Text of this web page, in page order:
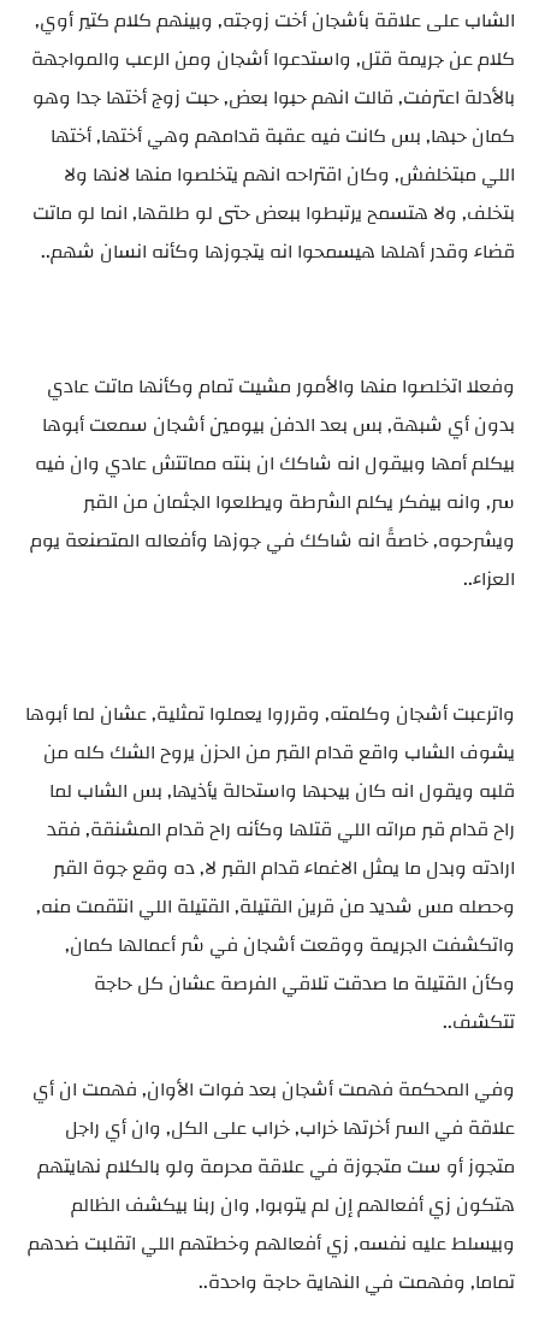
الشاب على علاقة بأشجان أخت زوجته, وبينهم كلام كتير أوي,
كلام عن جريمة قتل, واستدعوا أشجان ومن الرعب والمواجهة
بالأدلة اعترفت, قالت انهم حبوا بعض, حبت زوج أختها جدا وهو
كمان حبها, بس كانت فيه عقبة قدامهم وهي أختها, أختها
اللي مبتخلفش, وكان اقتراحه انهم يتخلصوا منها لانها ولا
بتخلف, ولا هتسمح يرتبطوا ببعض حتى لو طلقها, انما لو ماتت
قضاء وقدر أهلها هيسمحوا انه يتجوزها وكأنه انسان شهم..
وفعلا اتخلصوا منها والأمور مشيت تمام وكأنها ماتت عادي
بدون أي شبهة, بس بعد الدفن بيومين أشجان سمعت أبوها
بيكلم أمها وبيقول انه شاكك ان بنته مماتتش عادي وان فيه
سر, وانه بيفكر يكلم الشرطة ويطلعوا الجثمان من القبر
ويشرحوه, خاصةً انه شاكك في جوزها وأفعاله المتصنعة يوم
العزاء..
واترعبت أشجان وكلمته, وقرروا يعملوا تمثلية, عشان لما أبوها
يشوف الشاب واقع قدام القبر من الحزن يروح الشك كله من
قلبه ويقول انه كان بيحبها واستحالة يأذيها, بس الشاب لما
راح قدام قبر مراته اللي قتلها وكأنه راح قدام المشنقة, فقد
ارادته وبدل ما يمثل الاغماء قدام القبر لا, ده وقع جوة القبر
وحصله مس شديد من قرين القتيلة, القتيلة اللي انتقمت منه,
واتكشفت الجريمة ووقعت أشجان في شر أعمالها كمان,
وكأن القتيلة ما صدقت تلاقي الفرصة عشان كل حاجة
تتكشف..
وفي المحكمة فهمت أشجان بعد فوات الأوان, فهمت ان أي
علاقة في السر أخرتها خراب, خراب على الكل, وان أي راجل
متجوز أو ست متجوزة في علاقة محرمة ولو بالكلام نهايتهم
هتكون زي أفعالهم إن لم يتوبوا, وان ربنا بيكشف الظالم
وبيسلط عليه نفسه, زي أفعالهم وخطتهم اللي اتقلبت ضدهم
تماما, وفهمت في النهاية حاجة واحدة..